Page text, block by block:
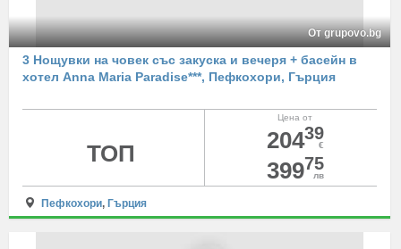
От grupovo.bg
3 Нощувки на човек със закуска и вечеря + басейн в
хотел Anna Maria Paradise***, Пефкохори, Гърция
Цена от
20439
€
39975
лв
ТОП
Пефкохори, Гърция